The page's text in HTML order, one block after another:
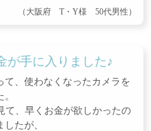
（大阪府 T・Y様 50代男性）
が手に入りました♪
て、使わなくなったカメラを
て、早くお金が欲しかったの
たが、